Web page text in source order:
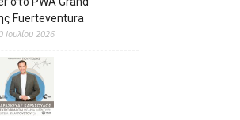
Fuerteventura
Ιουλίου 2026